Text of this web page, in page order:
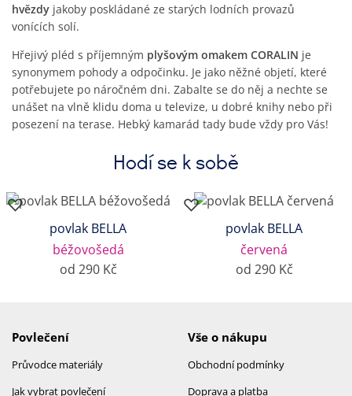
hvězdy jakoby poskládané ze starých lodních provazů
vonících solí.
Hřejivý pléd s příjemným plyšovým omakem CORALIN je
synonymem pohody a odpočinku. Je jako něžné objetí, které
potřebujete po náročném dni. Zabalte se do něj a nechte se
unášet na vlně klidu doma u televize, u dobré knihy nebo při
posezení na terase. Hebký kamarád tady bude vždy pro Vás!
Hodí se k sobě
povlak BELLA
béžovošedá
od 290 Kč
povlak BELLA
červená
od 290 Kč
Povlečení
Průvodce materiály
Jak vybrat povlečení
Vše o nákupu
Obchodní podmínky
Doprava a platba